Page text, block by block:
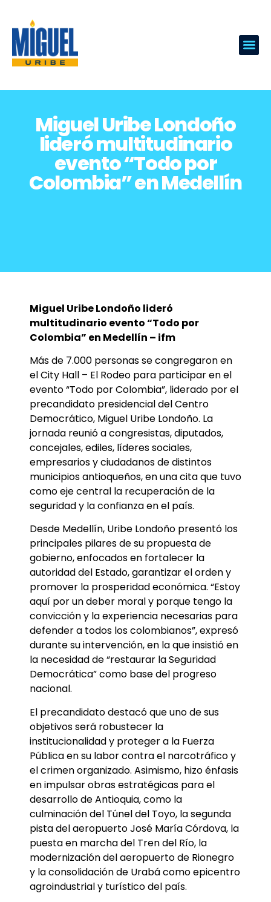
Miguel Uribe Londoño
lideró multitudinario
evento “Todo por
Colombia” en Medellín
Miguel Uribe Londoño lideró
multitudinario evento “Todo por
Colombia” en Medellín – ifm
Más de 7.000 personas se congregaron en
el City Hall – El Rodeo para participar en el
evento “Todo por Colombia”, liderado por el
precandidato presidencial del Centro
Democrático, Miguel Uribe Londoño. La
jornada reunió a congresistas, diputados,
concejales, ediles, líderes sociales,
empresarios y ciudadanos de distintos
municipios antioqueños, en una cita que tuvo
como eje central la recuperación de la
seguridad y la confianza en el país.
Desde Medellín, Uribe Londoño presentó los
principales pilares de su propuesta de
gobierno, enfocados en fortalecer la
autoridad del Estado, garantizar el orden y
promover la prosperidad económica. “Estoy
aquí por un deber moral y porque tengo la
convicción y la experiencia necesarias para
defender a todos los colombianos”, expresó
durante su intervención, en la que insistió en
la necesidad de “restaurar la Seguridad
Democrática” como base del progreso
nacional.
El precandidato destacó que uno de sus
objetivos será robustecer la
institucionalidad y proteger a la Fuerza
Pública en su labor contra el narcotráfico y
el crimen organizado. Asimismo, hizo énfasis
en impulsar obras estratégicas para el
desarrollo de Antioquia, como la
culminación del Túnel del Toyo, la segunda
pista del aeropuerto José María Córdova, la
puesta en marcha del Tren del Río, la
modernización del aeropuerto de Rionegro
y la consolidación de Urabá como epicentro
agroindustrial y turístico del país.